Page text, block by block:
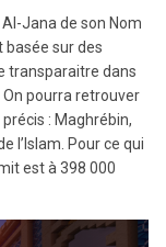
Jana de son Nom
basée sur des
transparaitre dans
pourra retrouver
: Maghrébin,
l’Islam. Pour ce qui
est à 398 000